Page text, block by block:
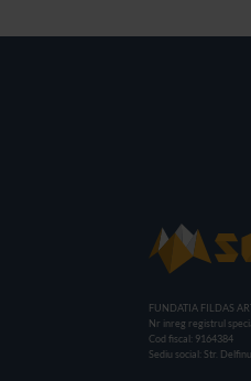
FUNDATIA FILDAS
Nr inreg registrul
Cod fiscal: 9164384
Sediu social: Str.